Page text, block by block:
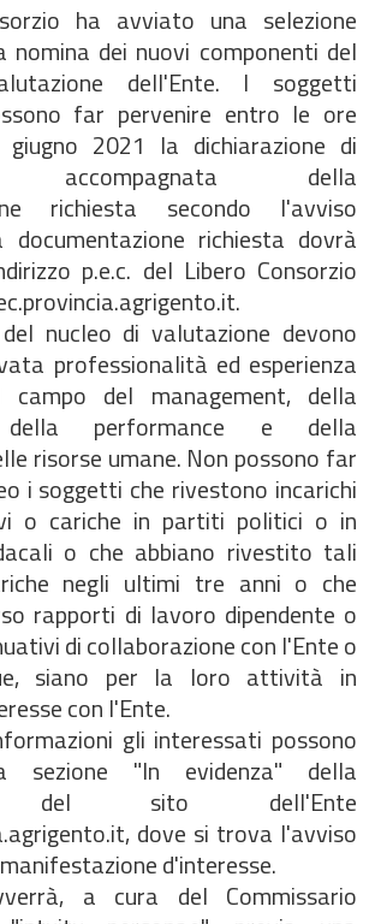
ha avviato una selezione
nomina dei nuovi componenti del
dell'Ente. I soggetti
far pervenire entro le ore
2021 la dichiarazione di
accompagnata della
richiesta secondo l'avviso
documentazione richiesta dovrà
p.e.c. del Libero Consorzio
nucleo di valutazione devono
professionalità ed esperienza
del management, della
della performance e della
risorse umane. Non possono far
i soggetti che rivestono incarichi
o cariche in partiti politici o in
o che abbiano rivestito tali
negli ultimi tre anni o che
rapporti di lavoro dipendente o
di collaborazione con l'Ente o
siano per la loro attività in
con l'Ente.
gli interessati possono
sezione "In evidenza" della
del sito dell'Ente
dove si trova l'avviso
d'interesse.
a cura del Commissario